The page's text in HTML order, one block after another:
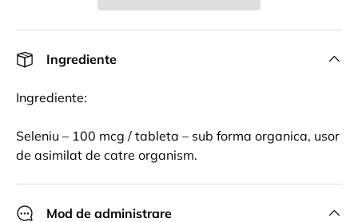
Ingrediente
Ingrediente:
Seleniu – 100 mcg / tableta – sub forma organica, usor
de asimilat de catre organism.
Mod de administrare